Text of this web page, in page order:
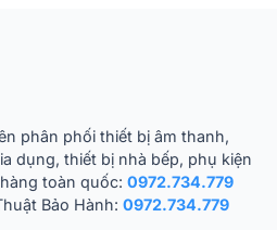
phân phối thiết bị âm thanh,
dụng, thiết bị nhà bếp, phụ kiện
toàn quốc: 0972.734.779
Bảo Hành: 0972.734.779